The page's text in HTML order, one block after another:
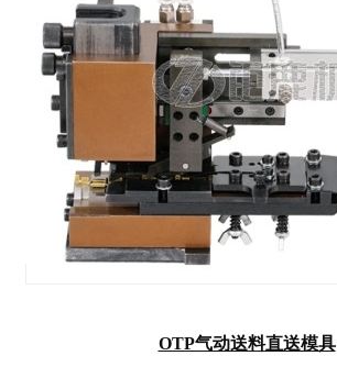
OTP气动送料直送模具